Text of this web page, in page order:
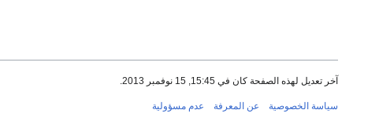
آخر تعديل لهذه الصفحة كان في 15:45, 15 نوفمبر 2013.
سياسة الخصوصية عن المعرفة عدم مسؤولية